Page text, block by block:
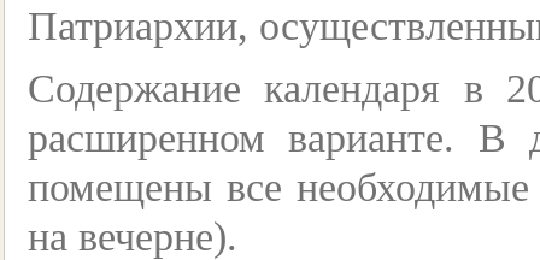
Патриархии,
Содержание календаря в
расширенном варианте. В
помещены все необходимые
на вечерне).